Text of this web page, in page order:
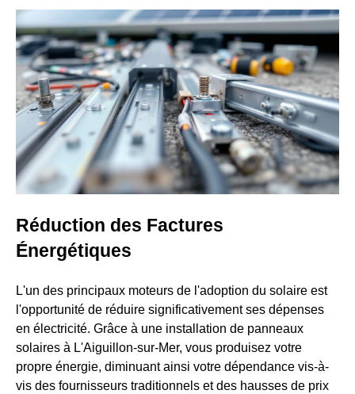
Réduction des Factures
Énergétiques
L'un des principaux moteurs de l'adoption du solaire est
l'opportunité de réduire significativement ses dépenses
en électricité. Grâce à une installation de panneaux
solaires à L'Aiguillon-sur-Mer, vous produisez votre
propre énergie, diminuant ainsi votre dépendance vis-à-
vis des fournisseurs traditionnels et des hausses de prix